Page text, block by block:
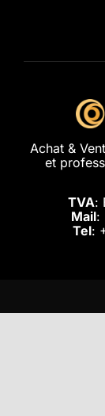
Achat &
et
TVA:
Mail:
Tel: